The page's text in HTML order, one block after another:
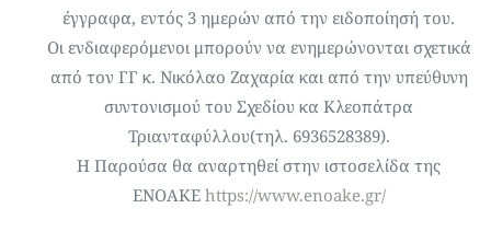
έγγραφα, εντός 3 ημερών από την ειδοποίησή του.
Οι ενδιαφερόμενοι μπορούν να ενημερώνονται σχετικά
από τον ΓΓ κ. Νικόλαο Ζαχαρία και από την υπεύθυνη
συντονισμού του Σχεδίου κα Κλεοπάτρα
Τριανταφύλλου(τηλ. 6936528389).
Η Παρούσα θα αναρτηθεί στην ιστοσελίδα της
ΕΝΟΑΚΕ https://www.enoake.gr/